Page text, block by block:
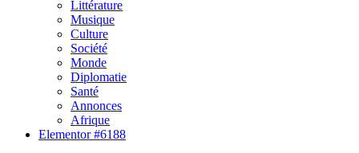
Littérature
Musique
Culture
Société
Monde
Diplomatie
Santé
Annonces
Afrique
Elementor #6188